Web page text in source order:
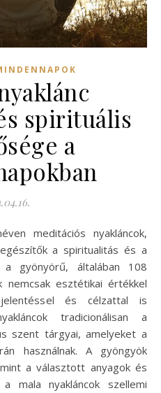
spirituális
a
a spiritualitás és a
a gyönyörű, általában 108
nemcsak esztétikai értékkel
és célzattal is
tradicionálisan a
szent tárgyai, amelyeket a
használnak. A gyöngyök
a választott anyagok és
mala nyakláncok szellemi